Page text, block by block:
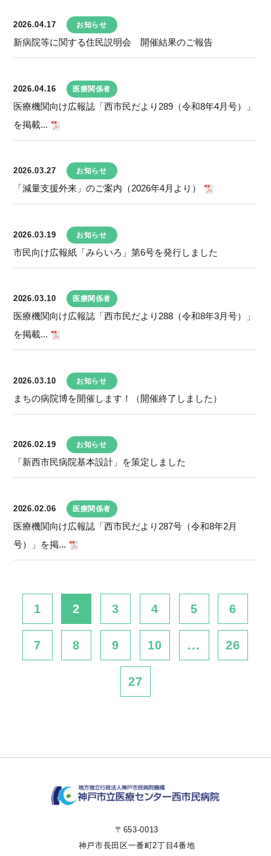
2026.04.17 お知らせ
新病院等に関する住民説明会 開催結果のご報告
2026.04.16 医療関係者
医療機関向け広報誌「西市民だより289（令和8年4月号）」
を掲載...
2026.03.27 お知らせ
「減量支援外来」のご案内（2026年4月より）
2026.03.19 お知らせ
市民向け広報紙「みらいろ」第6号を発行しました
2026.03.10 医療関係者
医療機関向け広報誌「西市民だより288（令和8年3月号）」
を掲載...
2026.03.10 お知らせ
まちの病院博を開催します！（開催終了しました）
2026.02.19 お知らせ
「新西市民病院基本設計」を策定しました
2026.02.06 医療関係者
医療機関向け広報誌「西市民だより287号（令和8年2月
号）」を掲...
1 2 3 4 5 6
7 8 9 10 ... 26
27
〒653-0013
神戸市長田区一番町2丁目4番地